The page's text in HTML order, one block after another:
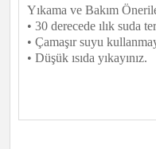
Yıkama ve Bakım
• 30 derecede ılık suda
• Çamaşır suyu
• Düşük ısıda yıkayınız.